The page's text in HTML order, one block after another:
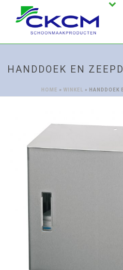
HANDDOEK EN
HOME » WINKEL » HANDDOEK